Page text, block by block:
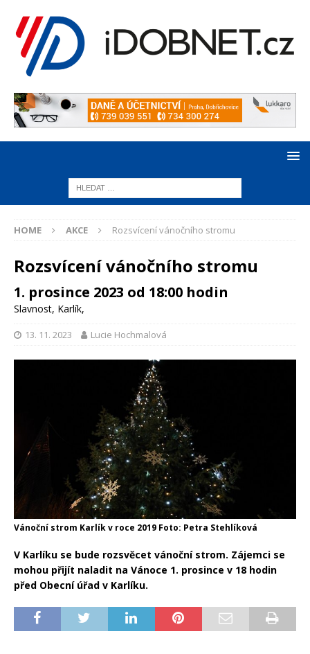
HOME AKCE Rozsvícení vánočního stromu
Rozsvícení vánočního stromu
1. prosince 2023 od 18:00 hodin
Slavnost, Karlík,
13. 11. 2023 Lucie Hochmalová
Vánoční strom Karlík v roce 2019 Foto: Petra Stehlíková
V Karlíku se bude rozsvěcet vánoční strom. Zájemci se
mohou přijít naladit na Vánoce 1. prosince v 18 hodin
před Obecní úřad v Karlíku.